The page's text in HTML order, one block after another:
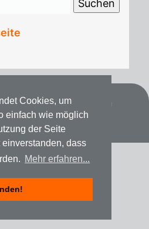
Cookies, um
einfach wie möglich
der Seite
dass
Mehr erfahren...
Spenden